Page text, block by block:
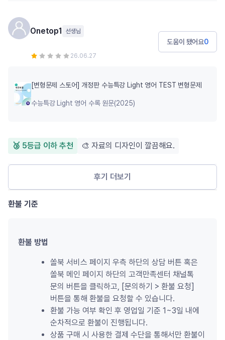
Onetop1 선생님
26.06.27
도움이 됐어요0
[변형문제 스토어] 개정판 수능특강 Light 영어 TEST 변형문제
수능특강 Light 영어 수록 원문(2025)
🥉 5등급 이하 추천 🎨 자료의 디자인이 깔끔해요.
후기 더보기
환불 기준
환불 방법
쏠북 서비스 페이지 우측 하단의 상담 버튼 혹은
쏠북 메인 페이지 하단의 고객만족센터 채널톡
문의 버튼을 클릭하고, [문의하기 > 환불 요청]
버튼을 통해 환불을 요청할 수 있습니다.
환불 가능 여부 확인 후 영업일 기준 1~3일 내에
순차적으로 환불이 진행됩니다.
상품 구매 시 사용한 결제 수단을 통해서만 환불이